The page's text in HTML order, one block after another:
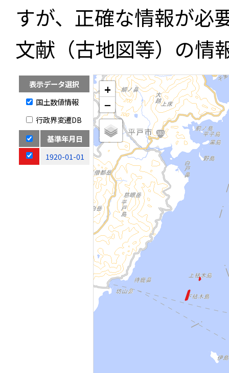
すが、正確な情報が必
文献（古地図等）の情
表示データ選択
国土数値情報
行政界変遷DB
基準年月日
1920-01-01
+
−